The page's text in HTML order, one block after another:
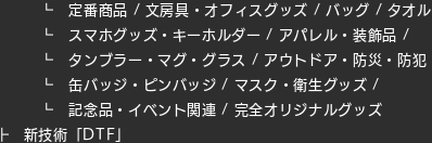
┗定番商品 / 文房具・オフィスグッズ / バッグ / タオル
┗
スマホグッズ・キーホルダー / アパレル・装飾品 /
┗タンブラー・マグ・グラス / アウトドア・防災・防犯
┗缶バッジ・ピンバッジ / マスク・衛生グッズ /
┗記念品・イベント関連 / 完全オリジナルグッズ
┣
新技術「DTF」